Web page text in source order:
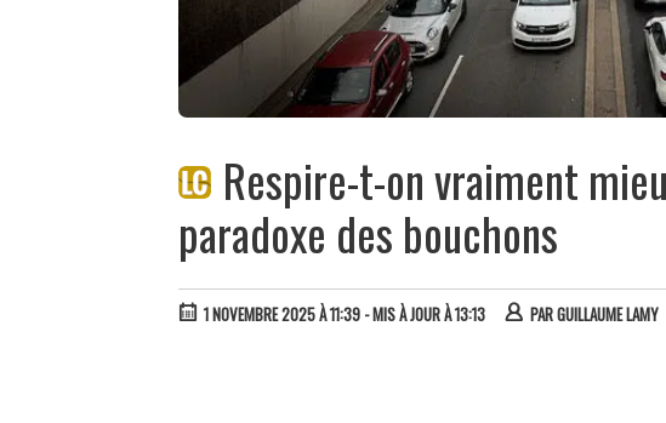
Respire-t-on vraiment
paradoxe des bouchons
1 NOVEMBRE 2025 À 11:39 - MIS À JOUR À 13:13 PARGUILLAUME LAMY